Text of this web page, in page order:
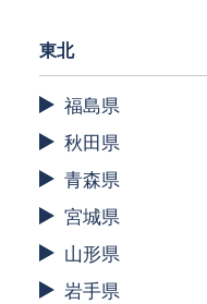
東北
福島県
秋田県
青森県
宮城県
山形県
岩手県